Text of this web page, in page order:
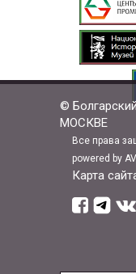
©
МОСКВЕ
Все права
powered by
Карта